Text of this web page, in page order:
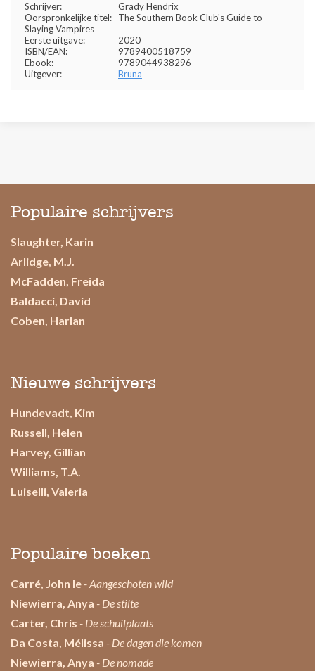
Schrijver:
Grady Hendrix
Oorspronkelijke titel:
The Southern Book Club's Guide to
Slaying Vampires
Eerste uitgave:
2020
ISBN/EAN:
9789400518759
Ebook:
9789044938296
Uitgever:
Bruna
Populaire schrijvers
Slaughter, Karin
Arlidge, M.J.
McFadden, Freida
Baldacci, David
Coben, Harlan
Nieuwe schrijvers
Hundevadt, Kim
Russell, Helen
Harvey, Gillian
Williams, T.A.
Luiselli, Valeria
Populaire boeken
Carré, John le - Aangeschoten wild
Niewierra, Anya - De stilte
Carter, Chris - De schuilplaats
Da Costa, Mélissa - De dagen die komen
Niewierra, Anya - De nomade